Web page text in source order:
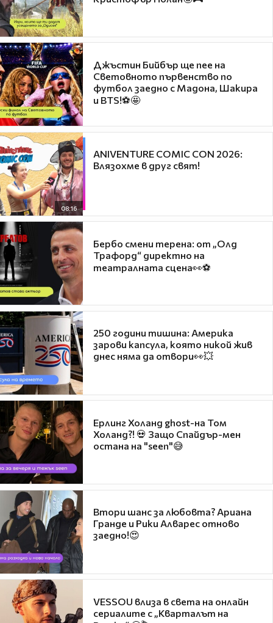
Джъстин Бийбър ще пее на
Световното първенство по
футбол заедно с Мадона, Шакира
и BTS!⚽🤩
08:16
ANIVENTURE COMIC CON 2026:
Влязохме в друг свят!
Бербо смени терена: от „Олд
Трафорд“ директно на
театралната сцена👀⚽
250 години тишина: Америка
зарови капсула, която никой жив
днес няма да отвори👀💥
Ерлинг Холанд ghost-на Том
Холанд?! 💀 Защо Спайдър-мен
остана на "seen"😅
Втори шанс за любовта? Ариана
Гранде и Рики Алварес отново
заедно!😍
VESSOU влиза в света на онлайн
сериалите с „Кварталът на